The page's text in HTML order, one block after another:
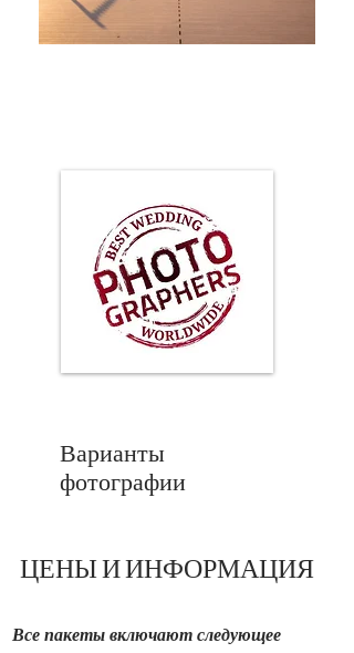
Варианты
фотографии
ЦЕНЫ И ИНФОРМАЦИЯ
Все пакеты включают следующее